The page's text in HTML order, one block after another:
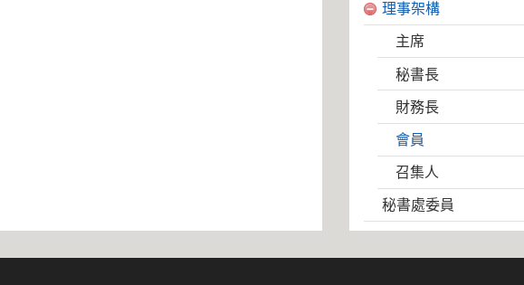
理事架構
主席
秘書長
財務長
會員
召集人
秘書處委員